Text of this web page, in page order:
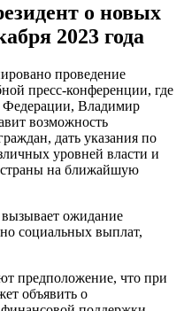
о новых
2023 года
проведение
пресс-конференции, где
Федерации, Владимир
возможность
дать указания по
уровней власти и
страны на ближайшую
ожидание
социальных выплат,
предположение, что при
объявить о